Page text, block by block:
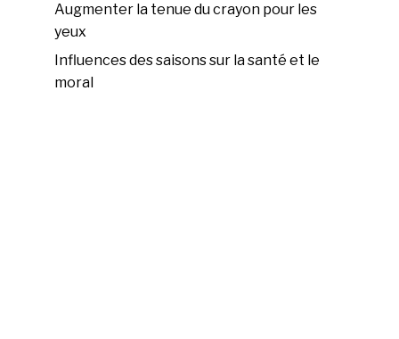
Augmenter la tenue du crayon pour les
yeux
Influences des saisons sur la santé et le
moral